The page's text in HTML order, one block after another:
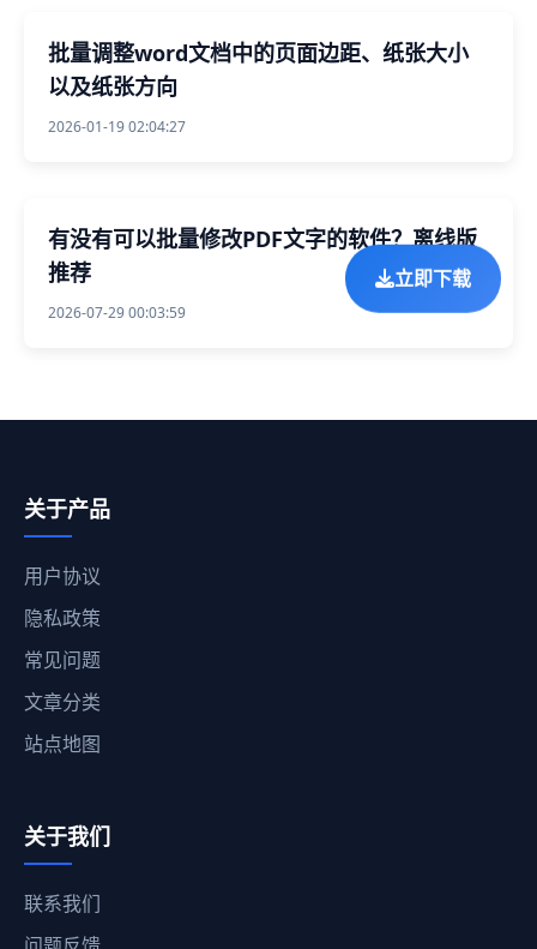
批量调整word文档中的页面边距、纸张大小
以及纸张方向
2026-01-19 02:04:27
有没有可以批量修改PDF文字的软件？离线版
推荐
2026-07-29 00:03:59
立即下载
关于产品
用户协议
隐私政策
常见问题
文章分类
站点地图
关于我们
联系我们